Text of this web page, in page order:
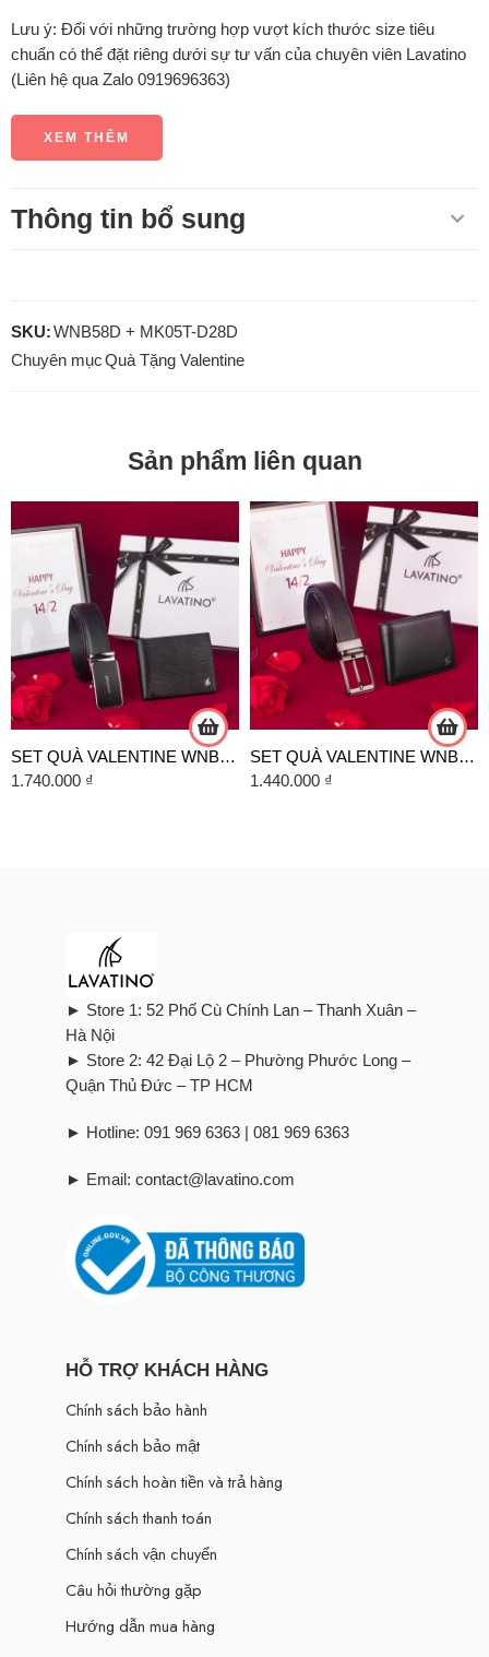
Lưu ý: Đối với những trường hợp vượt kích thước size tiêu
chuẩn có thể đặt riêng dưới sự tư vấn của chuyên viên Lavatino
(Liên hệ qua Zalo 0919696363)
XEM THÊM
Thông tin bổ sung
SKU:WNB58D + MK05T-D28D
Chuyên mụcQuà Tặng Valentine
Sản phẩm liên quan
SET QUÀ VALENTINE WNB49D + TE01T-D27D
1.740.000 ₫
SET QUÀ VALENTINE WNB18D + MK03D-D15D
1.440.000 ₫
► Store 1: 52 Phố Cù Chính Lan – Thanh Xuân –
Hà Nội
► Store 2: 42 Đại Lộ 2 – Phường Phước Long –
Quận Thủ Đức – TP HCM
► Hotline: 091 969 6363 | 081 969 6363
► Email: contact@lavatino.com
HỖ TRỢ KHÁCH HÀNG
Chính sách bảo hành
Chính sách bảo mật
Chính sách hoàn tiền và trả hàng
Chính sách thanh toán
Chính sách vận chuyển
Câu hỏi thường gặp
Hướng dẫn mua hàng